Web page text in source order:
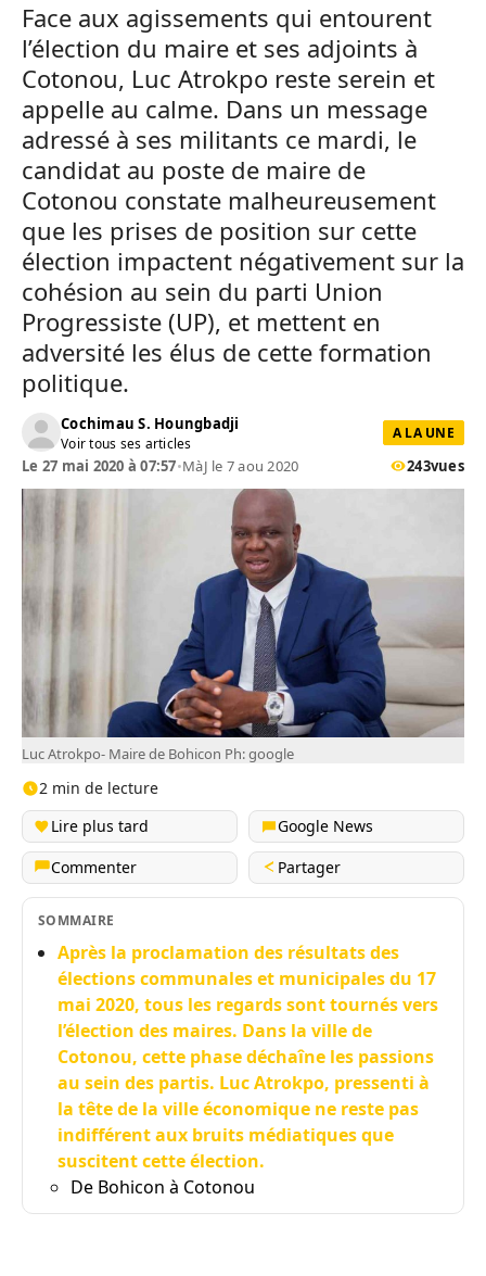
Face aux agissements qui entourent
l’élection du maire et ses adjoints à
Cotonou, Luc Atrokpo reste serein et
appelle au calme. Dans un message
adressé à ses militants ce mardi, le
candidat au poste de maire de
Cotonou constate malheureusement
que les prises de position sur cette
élection impactent négativement sur la
cohésion au sein du parti Union
Progressiste (UP), et mettent en
adversité les élus de cette formation
politique.
Cochimau S. Houngbadji
Voir tous ses articles
A LA UNE
Le 27 mai 2020 à 07:57•MàJ le 7 aou 2020 243vues
Luc Atrokpo- Maire de Bohicon Ph: google
2 min de lecture
Lire plus tard
Google News
Commenter
Partager
SOMMAIRE
Après la proclamation des résultats des
élections communales et municipales du 17
mai 2020, tous les regards sont tournés vers
l’élection des maires. Dans la ville de
Cotonou, cette phase déchaîne les passions
au sein des partis. Luc Atrokpo, pressenti à
la tête de la ville économique ne reste pas
indifférent aux bruits médiatiques que
suscitent cette élection.
De Bohicon à Cotonou